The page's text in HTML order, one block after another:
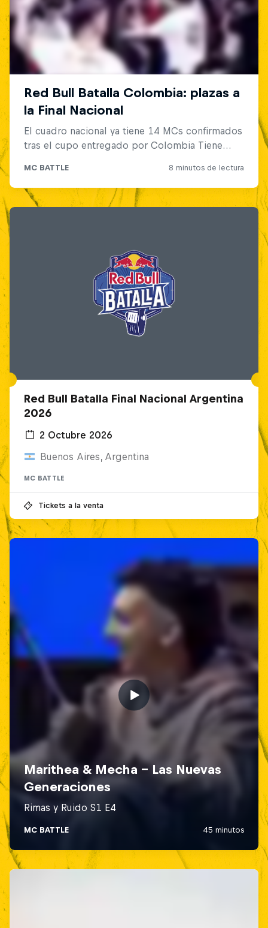
Red Bull Batalla Final Nacional Argentina
2026
2 Octubre 2026
Buenos Aires, Argentina
MC BATTLE
Tickets a la venta